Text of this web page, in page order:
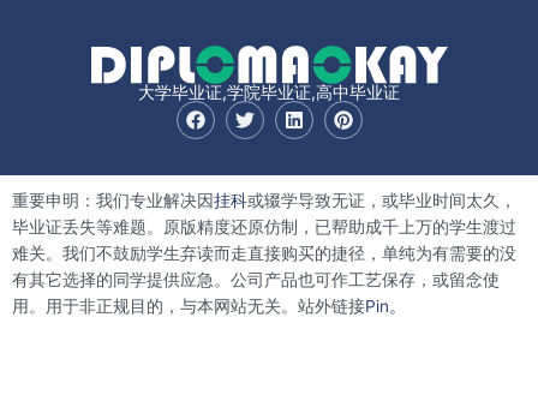
大学毕业证,学院毕业证,高中毕业证
F
a
o
o
k
T
w
t
e
r
L
i
d
i
n
P
i
r
e
s
t
重要申明：我们专业解决因挂科或辍学导致无证，或毕业时间太久，
毕业证丢失等难题。原版精度还原仿制，已帮助成千上万的学生渡过
难关。我们不鼓励学生弃读而走直接购买的捷径，单纯为有需要的没
有其它选择的同学提供应急。公司产品也可作工艺保存，或留念使
用。用于非正规目的，与本网站无关。站外链接Pin。